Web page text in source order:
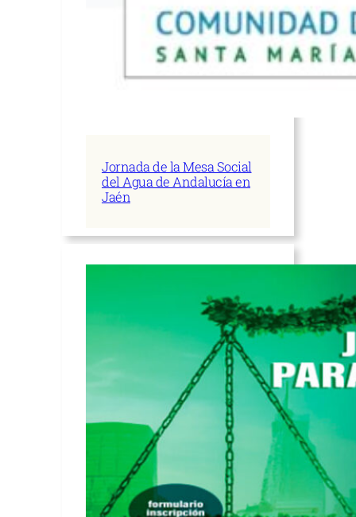
Jornada de la Mesa Social
del Agua de Andalucía en
Jaén